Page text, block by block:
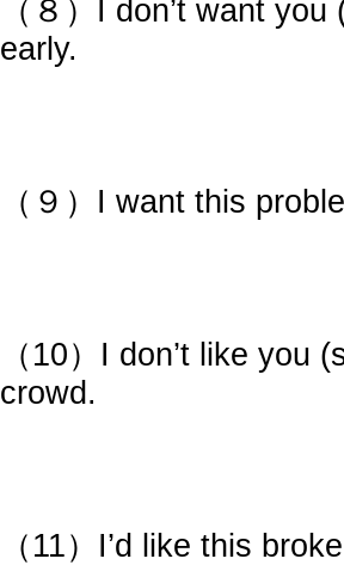
（８）I don’t want
early.
（９）I want this
（10）I don’t like you
crowd.
（11）I’d like this